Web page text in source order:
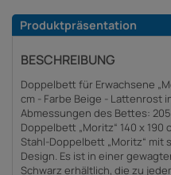
Produktpräsentation
BESCHREIBUNG
Doppelbett für Erwachsene
cm - Farbe Beige - Lattenrost
Abmessungen des Bettes: 205
Doppelbett „Moritz“ 140 x
Stahl-Doppelbett „Moritz“
Design. Es ist in einer
Schwarz erhältlich, die zu